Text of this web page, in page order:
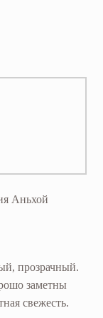
Аньхой
прозрачный.
заметны
свежесть.